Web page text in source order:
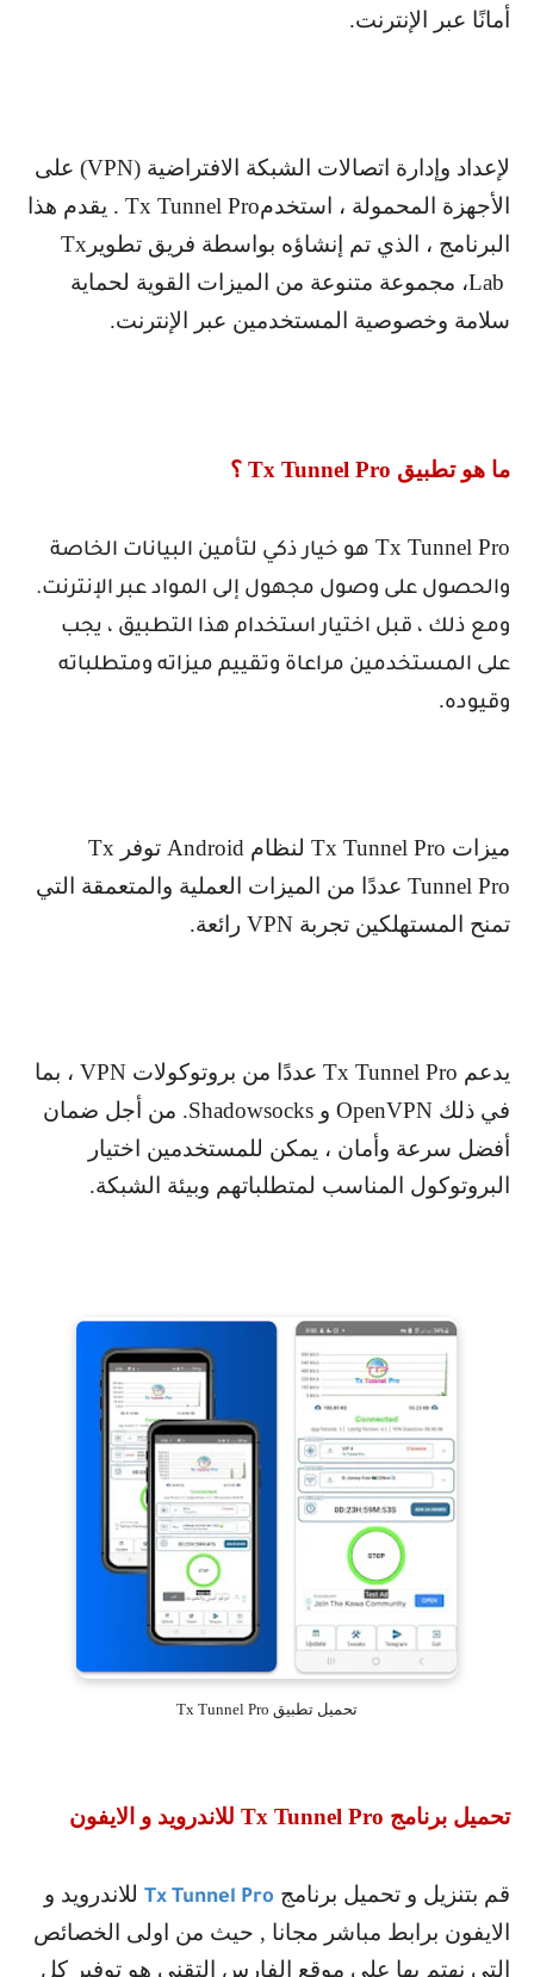
أمانًا عبر الإنترنت.
لإعداد وإدارة اتصالات الشبكة الافتراضية (VPN) على
الأجهزة المحمولة ، استخدمTx Tunnel Pro . يقدم هذا
البرنامج ، الذي تم إنشاؤه بواسطة فريق تطوير Tx
Lab، مجموعة متنوعة من الميزات القوية لحماية
سلامة وخصوصية المستخدمين عبر الإنترنت.
ما هو تطبيق Tx Tunnel Pro ؟
Tx Tunnel Pro هو خيار ذكي لتأمين البيانات الخاصة
والحصول على وصول مجهول إلى المواد عبر الإنترنت.
ومع ذلك ، قبل اختيار استخدام هذا التطبيق ، يجب
على المستخدمين مراعاة وتقييم ميزاته ومتطلباته
وقيوده.
ميزات Tx Tunnel Pro لنظام Android توفر Tx
Tunnel Pro عددًا من الميزات العملية والمتعمقة التي
تمنح المستهلكين تجربة VPN رائعة.
يدعم Tx Tunnel Pro عددًا من بروتوكولات VPN ، بما
في ذلك OpenVPN و Shadowsocks. من أجل ضمان
أفضل سرعة وأمان ، يمكن للمستخدمين اختيار
البروتوكول المناسب لمتطلباتهم وبيئة الشبكة.
تحميل تطبيق Tx Tunnel Pro
تحميل برنامج Tx Tunnel Pro للاندرويد و الايفون
قم بتنزيل و تحميل برنامج Tx Tunnel Pro للاندرويد و
الايفون برابط مباشر مجانا , حيث من اولى الخصائص
التي نهتم بها على موقع الفارس التقني هو توفير كل